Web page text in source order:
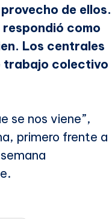
de ellos.
respondió como
Los centrales
trabajo colectivo
se nos viene”,
primero frente a